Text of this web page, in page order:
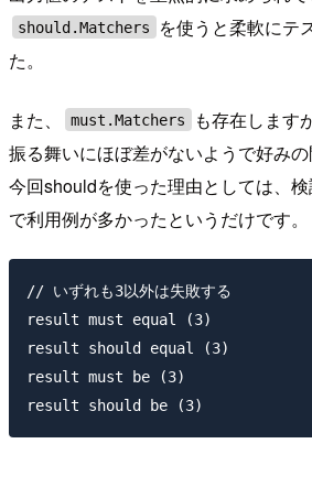
should.Matchers
を使うと柔軟にテ
た。
また、 must.Matchers
も存在します
振る舞いにほぼ差がないようで好みの
今回shouldを使った理由としては、
で利用例が多かったというだけです。
// いずれも3以外は失敗する
result must equal (3)
result should equal (3)
result must be (3)